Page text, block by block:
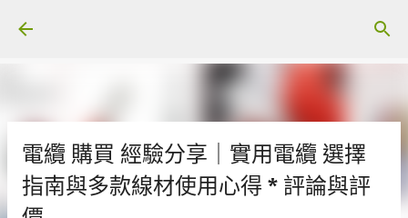
電纜 購買 經驗分享｜實用電纜 選擇
指南與多款線材使用心得 * 評論與評